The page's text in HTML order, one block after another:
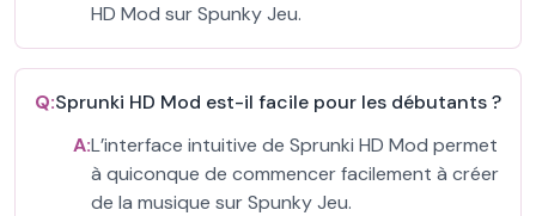
HD Mod sur Spunky Jeu.
Q:Sprunki HD Mod est-il facile pour les débutants ?
A:L’interface intuitive de Sprunki HD Mod permet
à quiconque de commencer facilement à créer
de la musique sur Spunky Jeu.